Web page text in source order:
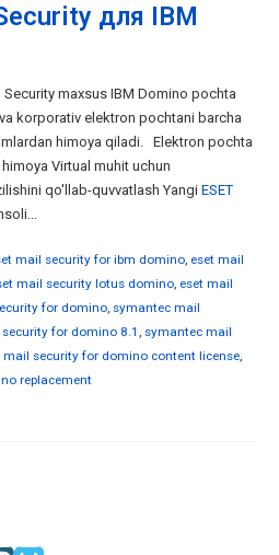
для IBM
Security maxsus IBM Domino pochta
korporativ elektron pochtani barcha
himoya qiladi. Elektron pochta
Virtual muhit uchun
qo'llab-quvvatlash Yangi ESET
mail security for ibm domino, eset mail
mail security lotus domino eset mail
for domino symantec mail
for domino 8.1 symantec mail
security for domino content license
replacement